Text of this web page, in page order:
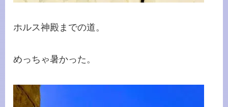
ホルス神殿までの道。
めっちゃ暑かった。